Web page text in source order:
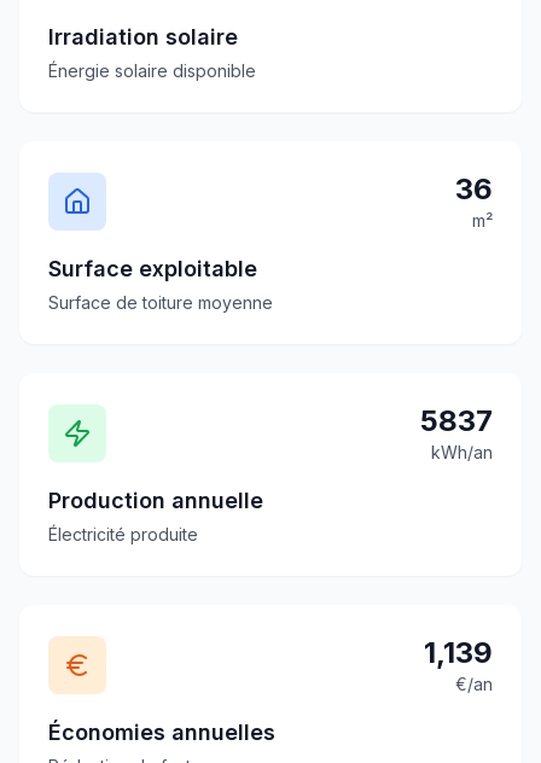
Irradiation solaire
Énergie solaire disponible
36
m²
Surface exploitable
Surface de toiture moyenne
5837
kWh/an
Production annuelle
Électricité produite
1,139
€/an
Économies annuelles